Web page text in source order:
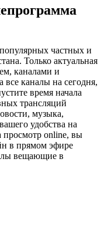
частных и
Только актуальная
каналами и
все каналы на сегодня,
время начала
трансляций
музыка,
удобства на
просмотр online, вы
в прямом эфире
вещающие в